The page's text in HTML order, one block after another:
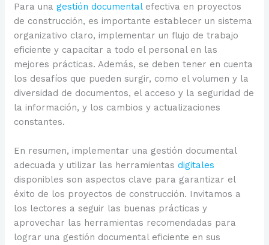
Para unagestión documentalefectiva en proyectos
de construcción, es importante establecer un sistema
organizativo claro, implementar un flujo de trabajo
eficiente y capacitar a todo el personal en las
mejores prácticas. Además, se deben tener en cuenta
los desafíos que pueden surgir, como el volumen y la
diversidad de documentos, el acceso y la seguridad de
la información, y los cambios y actualizaciones
constantes.
En resumen, implementar una gestión documental
adecuada y utilizar las herramientasdigitales
disponibles son aspectos clave para garantizar el
éxito de los proyectos de construcción. Invitamos a
los lectores a seguir las buenas prácticas y
aprovechar las herramientas recomendadas para
lograr una gestión documental eficiente en sus